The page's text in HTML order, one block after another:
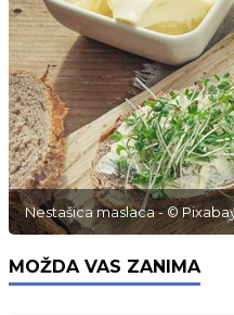
Nestašica maslaca - ©
MOŽDA VAS ZANIMA